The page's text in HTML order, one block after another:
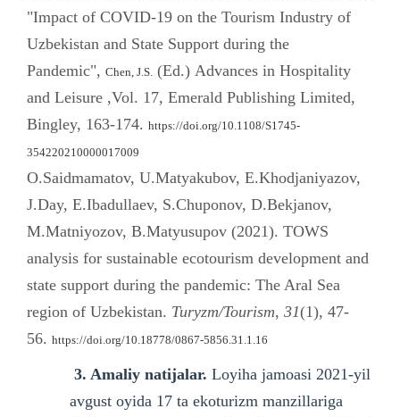
"Impact of COVID-19 on the Tourism Industry of
Uzbekistan and State Support during the
Pandemic", Chen, J.S. (Ed.) Advances in Hospitality
and Leisure ,Vol. 17, Emerald Publishing Limited,
Bingley, 163-174. https://doi.org/10.1108/S1745-
354220210000017009
O.Saidmamatov, U.Matyakubov, E.Khodjaniyazov,
J.Day, E.Ibadullaev, S.Chuponov, D.Bekjanov,
M.Matniyozov, B.Matyusupov (2021). TOWS
analysis for sustainable ecotourism development and
state support during the pandemic: The Aral Sea
region of Uzbekistan. Turyzm/Tourism, 31(1), 47-
56. https://doi.org/10.18778/0867-5856.31.1.16
3. Amaliy natijalar. Loyiha jamoasi 2021-yil
avgust oyida 17 ta ekoturizm manzillariga